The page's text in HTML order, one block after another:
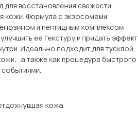
восстановления свежести,
кожи. Формула с экзосомами
и пептидным комплексом
её текстуру и придать эффект
Идеально подходит для тусклой,
а также как процедура быстрого
кожа.